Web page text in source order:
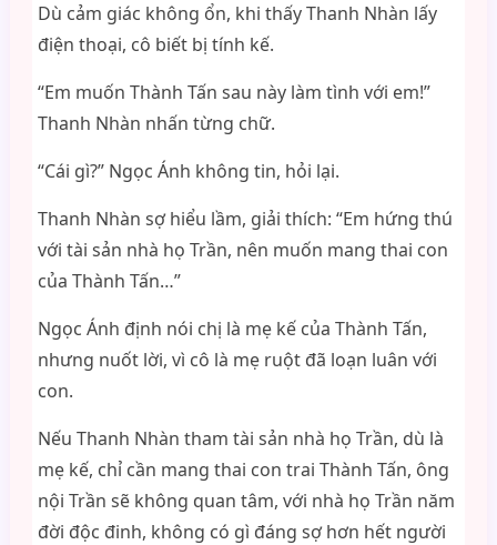
Dù cảm giác không ổn, khi thấy Thanh Nhàn lấy
điện thoại, cô biết bị tính kế.
“Em muốn Thành Tấn sau này làm tình với em!”
Thanh Nhàn nhấn từng chữ.
“Cái gì?” Ngọc Ánh không tin, hỏi lại.
Thanh Nhàn sợ hiểu lầm, giải thích: “Em hứng thú
với tài sản nhà họ Trần, nên muốn mang thai con
của Thành Tấn…”
Ngọc Ánh định nói chị là mẹ kế của Thành Tấn,
nhưng nuốt lời, vì cô là mẹ ruột đã loạn luân với
con.
Nếu Thanh Nhàn tham tài sản nhà họ Trần, dù là
mẹ kế, chỉ cần mang thai con trai Thành Tấn, ông
nội Trần sẽ không quan tâm, với nhà họ Trần năm
đời độc đinh, không có gì đáng sợ hơn hết người